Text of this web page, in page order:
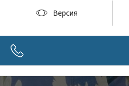
Версия